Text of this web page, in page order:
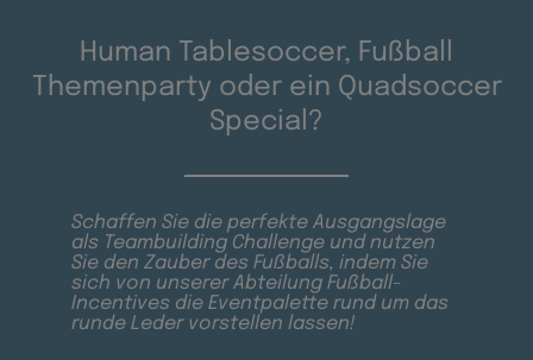
Human Tablesoccer, Fußball
Themenparty oder ein Quadsoccer
Special?
Schaffen Sie die perfekte Ausgangslage
als Teambuilding Challenge und nutzen
Sie den Zauber des Fußballs, indem Sie
sich von unserer Abteilung Fußball-
Incentives die Eventpalette rund um das
runde Leder vorstellen lassen!